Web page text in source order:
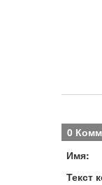
0
Имя:
Текст